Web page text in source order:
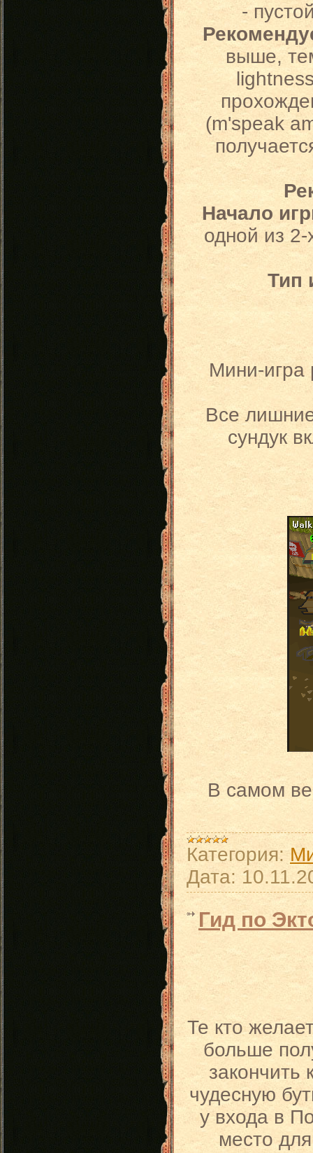
-
выше,
(m'speak
Начало
одной из
Тип
Мини-игра
Все
сундук
В самом
Категория:
Дата:
Гид по
Те кто
больше
закончить
чудесную
у входа в
место